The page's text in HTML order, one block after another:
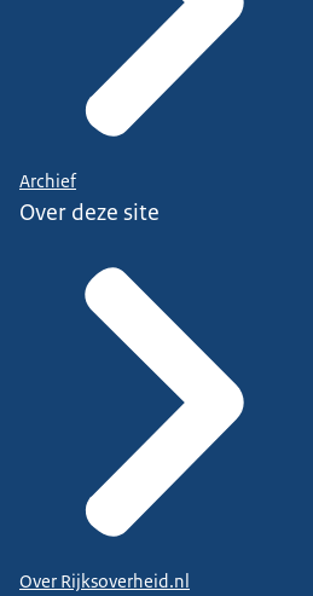
Archief
Over deze site
Over Rijksoverheid.nl